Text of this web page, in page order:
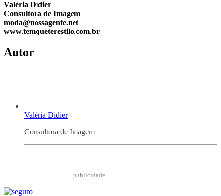
Valéria Didier
Consultora de Imagem
moda@nossagente.net
www.temqueterestilo.com.br
Autor
Valéria Didier
Consultora de Imagem
____________________publicidade___________________